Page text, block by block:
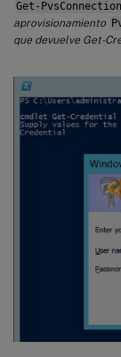
Get-
aprovisionamiento
que devuelve Get-